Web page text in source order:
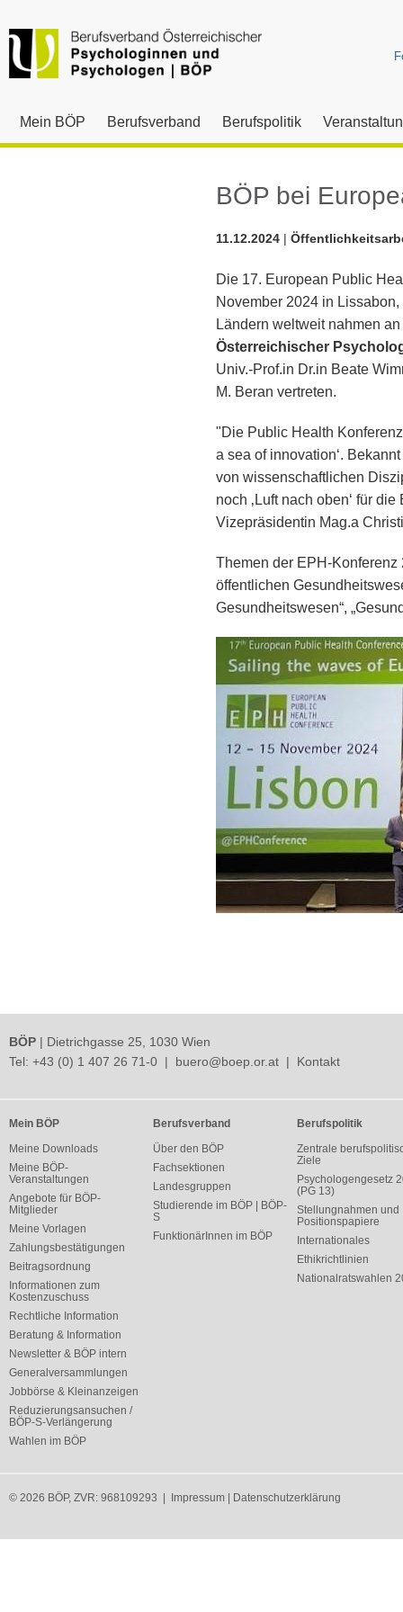
Mein BÖP Berufsverband Berufspolitik
BÖP bei
11.12.2024 |
Die 17. European Public
November 2024 in
Ländern weltweit nahmen
Österreichischer
Univ.-Prof.in Dr.in Beate
M. Beran vertreten.
"Die Public Health
a sea of innovation‘.
von wissenschaftlichen
noch ‚Luft nach oben‘ für
Vizepräsidentin Mag.a
Themen der EPH-Konferenz
öffentlichen
Gesundheitswesen“,
BÖP | Dietrichgasse 25, 1030 Wien
Tel: +43 (0) 1 407 26 71-0 | buero@boep.or.at | Kontakt
Mein BÖP
Meine Downloads
Meine BÖP-
Veranstaltungen
Angebote für BÖP-
Mitglieder
Meine Vorlagen
Zahlungsbestätigungen
Beitragsordnung
Informationen zum
Kostenzuschuss
Rechtliche Information
Beratung & Information
Newsletter & BÖP intern
Generalversammlungen
Jobbörse & Kleinanzeigen
Reduzierungsansuchen /
BÖP-S-Verlängerung
Wahlen im BÖP
Berufsverband
Über den BÖP
Fachsektionen
Landesgruppen
Studierende im BÖP | BÖP-
S
FunktionärInnen im BÖP
Berufspolitik
Zentrale
Ziele
Psychologengesetz
(PG 13)
Stellungnahmen und
Positionspapiere
Internationales
Ethikrichtlinien
Nationalratswahlen
© 2026 BÖP, ZVR: 968109293 | Impressum Datenschutzerklärung